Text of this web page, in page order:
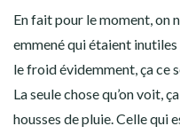
En fait pour le moment, on
emmené qui étaient
le froid évidemment, ça ce
La seule chose qu’on voit,
housses de pluie. Celle qui